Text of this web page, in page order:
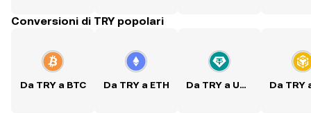
Conversioni di TRY popolari
Da TRY a BTC Da TRY a ETH Da TRY a USDT